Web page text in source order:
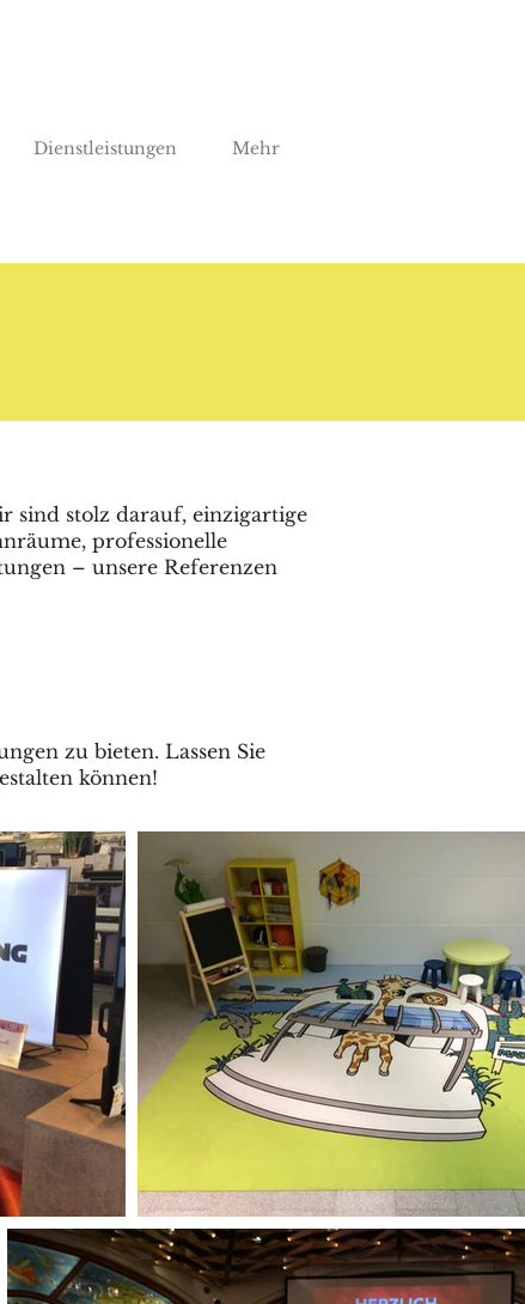
Dienstleistungen Mehr
sind stolz darauf, einzigartige
professionelle
– unsere Referenzen
zu bieten. Lassen Sie
können!